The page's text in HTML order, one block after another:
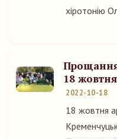
хіротонію
18 жовтня
2022-10-18
18 жовтня